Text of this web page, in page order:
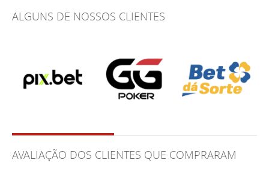
ALGUNS DE NOSSOS CLIENTES
AVALIAÇÃO DOS CLIENTES QUE COMPRARAM